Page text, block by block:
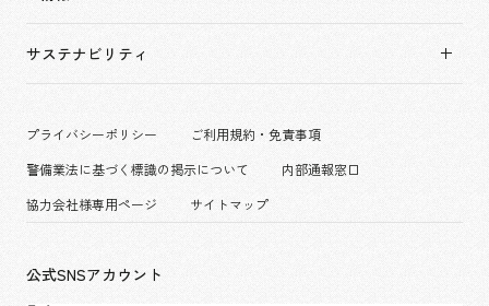
ホスピタリティ
コーポレート
コンベンション & イベント
パブリック
キャリア採用
働く環境
サステナビリティ
プライバシーポリシー
ご利用規約・免責事項
警備業法に基づく標識の掲示について
内部通報窓口
協力会社様専用ページ
サイトマップ
公式SNSアカウント